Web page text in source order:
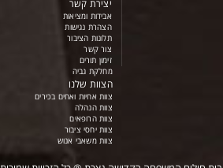
יצירת קשר
אבידות ומציאות
הצהרת נגישות
תלונות הציבור
צור קשר
זימון תורים
מחלקת גביה
הצוות שלנו
צוות אחיות ואחים בכירים
צוות הנהלה
צוות הרופאים
צוות יחסי ציבור
צוות משאבי אנוש